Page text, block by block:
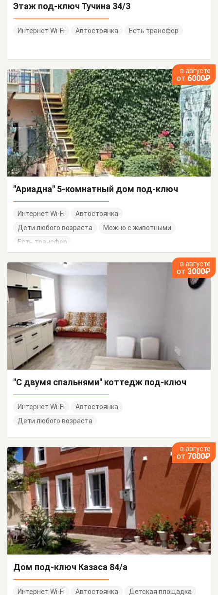
Этаж под-ключ Тучина 34/3
Интернет Wi-Fi Автостоянка Есть трансфер
в августе
от 6000₽
"Ариадна" 5-комнатный дом под-ключ
Интернет Wi-Fi
Автостоянка
Дети любого возраста
Можно с животными
Есть трансфер
в августе
от 3000₽
"С двумя спальнями" коттедж под-ключ
Интернет Wi-Fi
Автостоянка
Дети любого возраста
в августе
от 7000₽
Дом под-ключ Казаса 84/а
Интернет Wi-Fi Автостоянка
Детская площадка